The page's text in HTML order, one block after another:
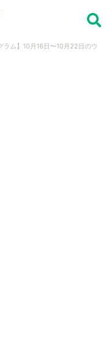
検索
ラム】10月16日〜10月22日のウ